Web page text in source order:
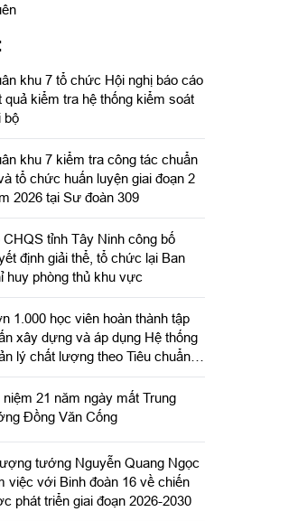
khu 7 tổ chức Hội nghị báo cáo
quả kiểm tra hệ thống kiểm soát
bộ
khu 7 kiểm tra công tác chuẩn
tổ chức huấn luyện giai đoạn 2
2026 tại Sư đoàn 309
CHQS tỉnh Tây Ninh công bố
định giải thể, tổ chức lại Ban
huy phòng thủ khu vực
1.000 học viên hoàn thành tập
xây dựng và áp dụng Hệ thống
lý chất lượng theo Tiêu chuẩn
gia TCVN ISO 9001:2015
21 năm ngày mất Trung
Đồng Văn Cống
tướng Nguyễn Quang Ngọc
việc với Binh đoàn 16 về chiến
phát triển giai đoạn 2026-2030